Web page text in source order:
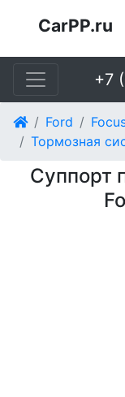
CarPP.ru
+7
Ford
Тормозная
Суппорт